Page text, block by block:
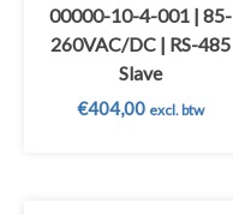
00000-10-4-001 | 85-
260VAC/DC | RS-485
Slave
€404,00 excl. btw